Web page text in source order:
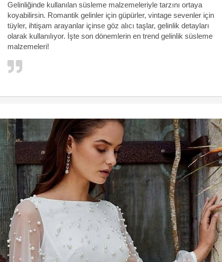
Gelinliğinde kullanılan süsleme malzemeleriyle tarzını ortaya
koyabilirsin. Romantik gelinler için güpürler, vintage sevenler için
tüyler, ihtişam arayanlar içinse göz alıcı taşlar, gelinlik detayları
olarak kullanılıyor. İşte son dönemlerin en trend gelinlik süsleme
malzemeleri!